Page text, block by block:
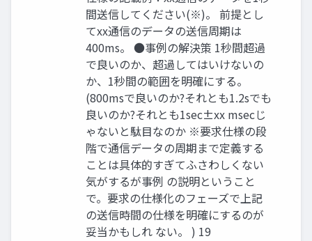
間送信してください(※)。 前提とし
てxx通信のデータの送信周期は
400ms。 ●事例の解決策 1秒間超過
で良いのか、超過してはいけないの
か、1秒間の範囲を明確にする。
(800msで良いのか?それとも1.2sでも
良いのか?それとも1sec±xx msecじ
ゃないと駄目なのか ※要求仕様の段
階で通信データの周期まで定義する
ことは具体的すぎてふさわしくない
気がするが事例 の説明ということ
で。要求の仕様化のフェーズで上記
の送信時間の仕様を明確にするのが
妥当かもしれ ない。 ) 19